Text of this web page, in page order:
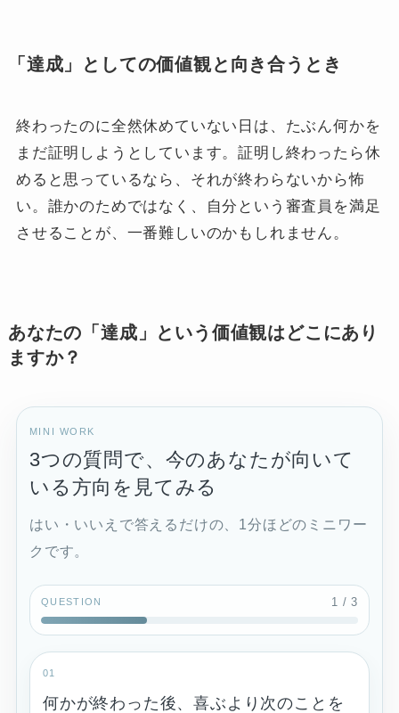
「達成」としての価値観と向き合うとき
終わったのに全然休めていない日は、たぶん何かを
まだ証明しようとしています。証明し終わったら休
めると思っているなら、それが終わらないから怖
い。誰かのためではなく、自分という審査員を満足
させることが、一番難しいのかもしれません。
あなたの「達成」という価値観はどこにあり
ますか？
MINI WORK
3つの質問で、今のあなたが向いて
いる方向を見てみる
はい・いいえで答えるだけの、1分ほどのミニワー
クです。
QUESTION 1 / 3
01
何かが終わった後、喜ぶより次のことを